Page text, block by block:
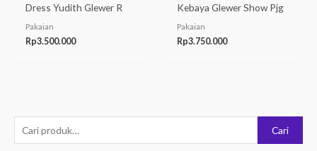
e
Cari
Dress Yudith Glewer R
Pakaian
Rp3.500.000
Kebaya Glewer Show Pjg
Pakaian
Rp3.750.000